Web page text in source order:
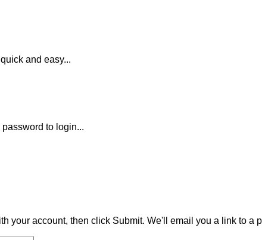
and easy...
to login...
your account, then click Submit. We'll email you a link to a